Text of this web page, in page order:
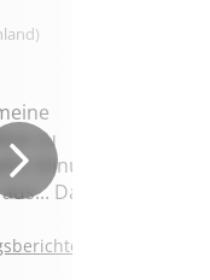
zu
Minuten
Danke!